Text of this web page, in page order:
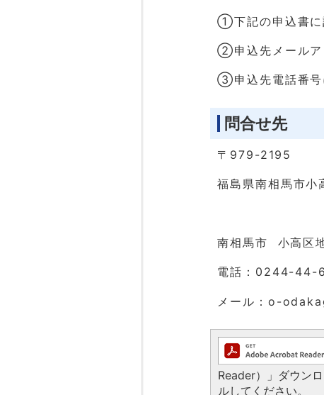
①下記の申込書に
②申込先メールア
③申込先電話番号
問合せ先
〒979-2195
福島県南相馬市小
南相馬市 小高区
電話：0244-44-
メール：o-
Reader）」ダウン
ルしてください。